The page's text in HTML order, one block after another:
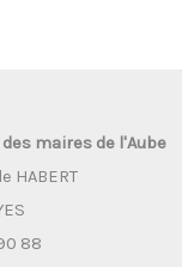
maires de l'Aube
HABERT
88